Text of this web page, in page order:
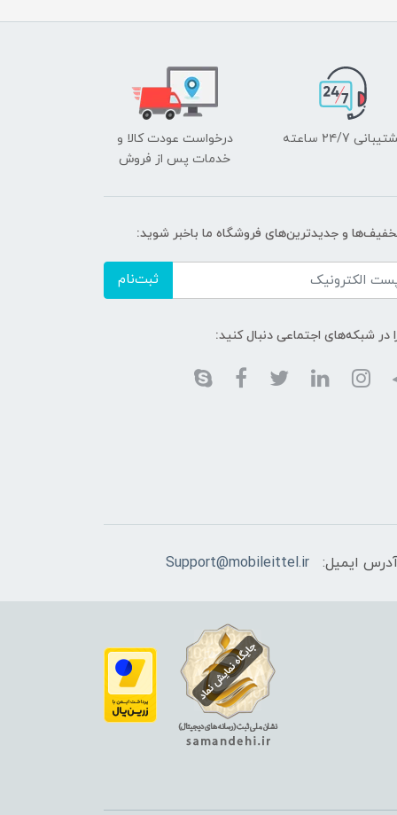
۲۴/7 ساعته
درخواست عودت کالا و
خدمات پس از فروش
و جدیدترین‌های فروشگاه ما باخبر شوید:
ثبت‌نام
در شبکه‌های اجتماعی دنبال کنید:
ایمیل: Support@mobileittel.ir